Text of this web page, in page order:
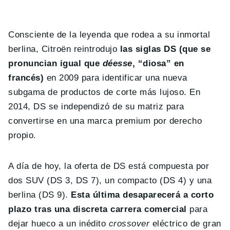
Consciente de la leyenda que rodea a su inmortal
berlina, Citroën reintrodujo las siglas DS (que se
pronuncian igual que déesse, “diosa” en
francés) en 2009 para identificar una nueva
subgama de productos de corte más lujoso. En
2014, DS se independizó de su matriz para
convertirse en una marca premium por derecho
propio.
A día de hoy, la oferta de DS está compuesta por
dos SUV (DS 3, DS 7), un compacto (DS 4) y una
berlina (DS 9). Esta última desaparecerá a corto
plazo tras una discreta carrera comercial para
dejar hueco a un inédito crossovereléctrico de gran